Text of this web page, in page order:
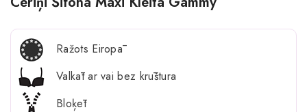
Ražots Eiropā
Valkāt ar vai bez krūštura
Bloķēt